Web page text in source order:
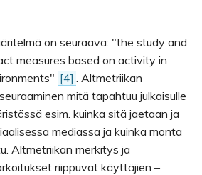
on seuraava: "the study and
measures based on activity in
[4]
. Altmetriikan
mitä tapahtuu julkaisulle
esim. kuinka sitä jaetaan ja
mediassa ja kuinka monta
Altmetriikan merkitys ja
riippuvat käyttäjien –